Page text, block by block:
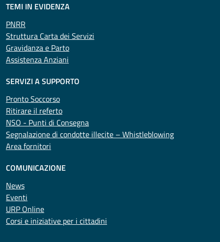
TEMI IN EVIDENZA
PNRR
Struttura Carta dei Servizi
Gravidanza e Parto
Assistenza Anziani
SERVIZI A SUPPORTO
Pronto Soccorso
Ritirare il referto
NSO - Punti di Consegna
Segnalazione di condotte illecite – Whistleblowing
Area fornitori
COMUNICAZIONE
News
Eventi
URP Online
Corsi e iniziative per i cittadini